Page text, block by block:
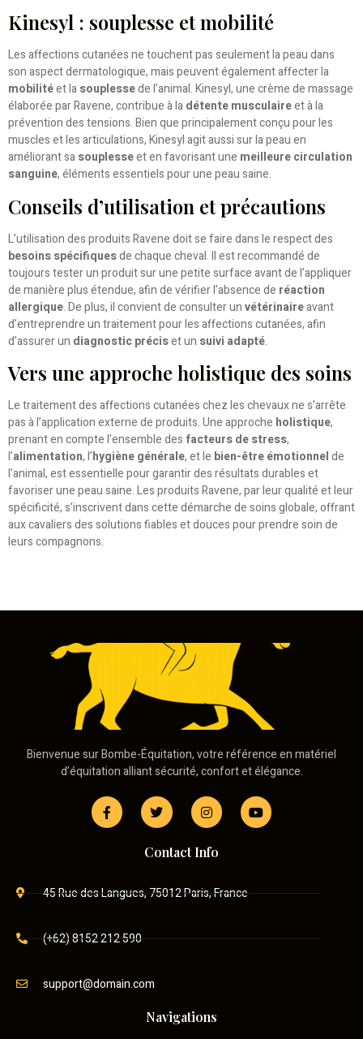
Kinesyl : souplesse et mobilité
Les affections cutanées ne touchent pas seulement la peau dans
son aspect dermatologique, mais peuvent également affecter la
mobilitéet lasouplessede l’animal. Kinesyl, une crème de massage
élaborée par Ravene, contribue à ladétente musculaireet à la
prévention des tensions. Bien que principalement conçu pour les
muscles et les articulations, Kinesyl agit aussi sur la peau en
améliorant sasouplesseet en favorisant une meilleure circulation
sanguine, éléments essentiels pour une peau saine.
Conseils d’utilisation et précautions
L’utilisation des produits Ravene doit se faire dans le respect des
besoins spécifiquesde chaque cheval. Il est recommandé de
toujours tester un produit sur une petite surface avant de l’appliquer
de manière plus étendue, afin de vérifier l’absence de réaction
allergique. De plus, il convient de consulter unvétérinaireavant
d’entreprendre un traitement pour les affections cutanées, afin
d’assurer un diagnostic préciset un suivi adapté.
Vers une approche holistique des soins
Le traitement des affections cutanées chez les chevaux ne s’arrête
pas à l’application externe de produits. Une approche holistique,
prenant en compte l’ensemble des facteurs de stress,
l’alimentation, l’hygiène générale, et le bien-être émotionnelde
l’animal, est essentielle pour garantir des résultats durables et
favoriser une peau saine. Les produits Ravene, par leur qualité et leur
spécificité, s’inscrivent dans cette démarche de soins globale, offrant
aux cavaliers des solutions fiables et douces pour prendre soin de
leurs compagnons.
Bienvenue sur Bombe-Équitation, votre référence en matériel
d’équitation alliant sécurité, confort et élégance.
Contact Info
45 Rue des Langues, 75012 Paris, France
(+62) 8152 212 590
support@domain.com
Navigations